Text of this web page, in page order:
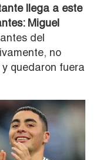
llega a este
Miguel
del
no
quedaron fuera